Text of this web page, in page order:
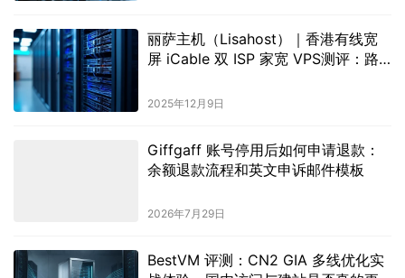
丽萨主机（Lisahost）｜香港有线宽
屏 iCable 双 ISP 家宽 VPS测评：路
测
2025年12月9日
Giffgaff 账号停用后如何申请退款：
余额退款流程和英文申诉邮件模板
2026年7月29日
BestVM 评测：CN2 GIA 多线优化实